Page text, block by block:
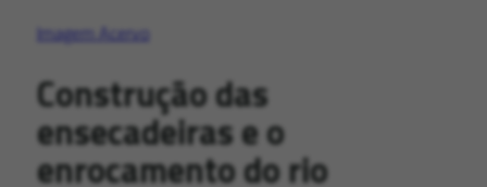
Imagem Acervo
Construção das
ensecadeiras e o
enrocamento do rio